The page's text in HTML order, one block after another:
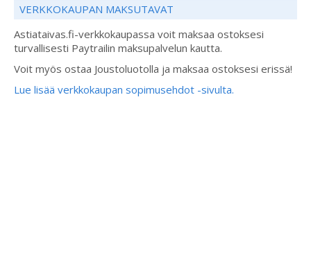
VERKKOKAUPAN MAKSUTAVAT
Astiataivas.fi-verkkokaupassa voit maksaa ostoksesi
turvallisesti Paytrailin maksupalvelun kautta.
Voit myös ostaa Joustoluotolla ja maksaa ostoksesi erissä!
Lue lisää verkkokaupan sopimusehdot -sivulta.